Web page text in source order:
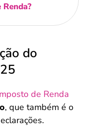
do
de Renda
, que também é o